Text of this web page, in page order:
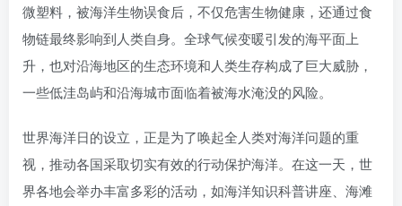
微塑料，被海洋生物误食后，不仅危害生物健康，还通过食
物链最终影响到人类自身。全球气候变暖引发的海平面上
升，也对沿海地区的生态环境和人类生存构成了巨大威胁，
一些低洼岛屿和沿海城市面临着被海水淹没的风险。
世界海洋日的设立，正是为了唤起全人类对海洋问题的重
视，推动各国采取切实有效的行动保护海洋。在这一天，世
界各地会举办丰富多彩的活动，如海洋知识科普讲座、海滩